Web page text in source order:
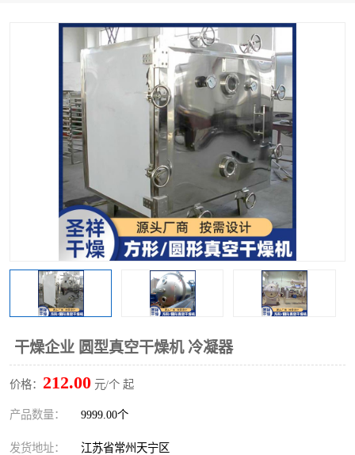
干燥企业 圆型真空干燥机 冷凝器
价格： 212.00 元/个 起
产品数量： 9999.00个
发货地址： 江苏省常州天宁区
粗粉碎机 带式干燥机
单锥螺带真空干燥机 沸腾干燥机
方形圆形真空干燥机 真空耙式干燥机
热风循环烘箱 喷雾干燥机
振动流化床干燥机 盘式干燥机